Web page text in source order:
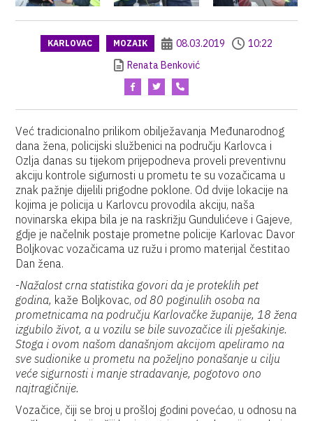
KARLOVAC MOZAIK 08.03.2019
10:22
Renata Benković
Već tradicionalno prilikom obilježavanja Međunarodnog
dana žena, policijski službenici na području Karlovca i
Ozlja danas su tijekom prijepodneva proveli preventivnu
akciju kontrole sigurnosti u prometu te su vozačicama u
znak pažnje dijelili prigodne poklone. Od dvije lokacije na
kojima je policija u Karlovcu provodila akciju, naša
novinarska ekipa bila je na raskrižju Gundulićeve i Gajeve,
gdje je načelnik postaje prometne policije Karlovac Davor
Boljkovac vozačicama uz ružu i promo materijal čestitao
Dan žena.
-Nažalost crna statistika govori da je proteklih pet
godina, kaže Boljkovac,od 80 poginulih osoba na
prometnicama na području Karlovačke županije, 18 žena
izgubilo život, a u vozilu se bile suvozačice ili pješakinje.
Stoga i ovom našom današnjom akcijom apeliramo na
sve sudionike u prometu na poželjno ponašanje u cilju
veće sigurnosti i manje stradavanje, pogotovo ono
najtragičnije.
Vozačice, čiji se broj u prošloj godini povećao, u odnosu na